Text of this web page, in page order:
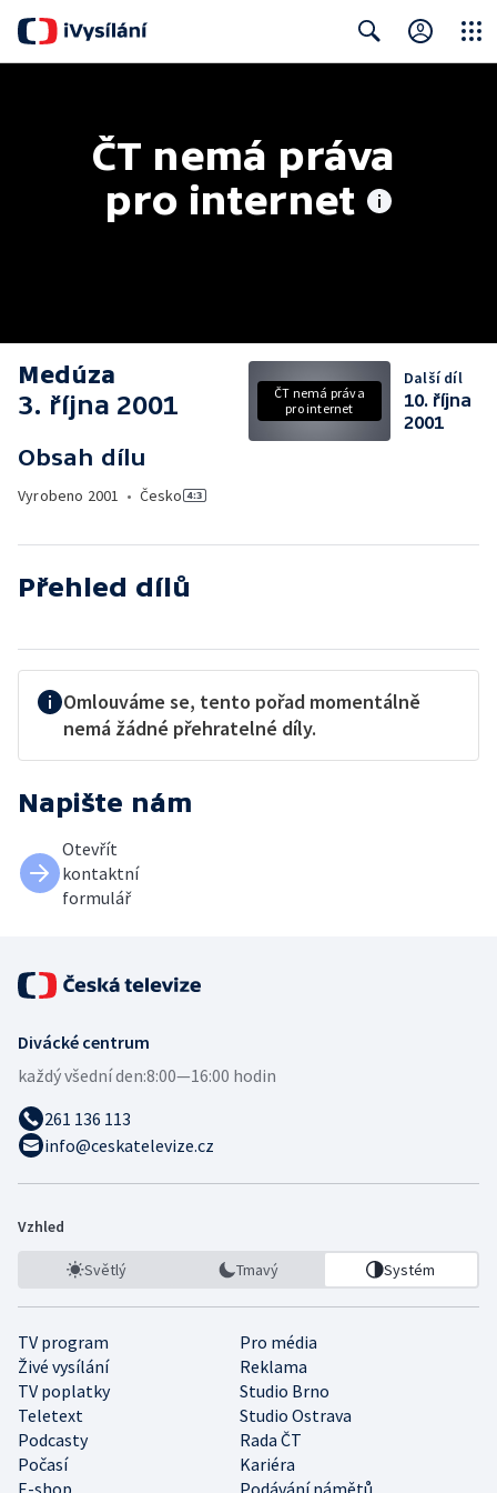
ČT nemá práva
pro internet
Medúza
3. října 2001
Obsah dílu
Vyrobeno 2001 • Česko
ČT nemá práva
pro internet
Další díl
10. října
2001
Přehled dílů
Omlouváme se, tento pořad momentálně
nemá žádné přehratelné díly.
Napište nám
Otevřít
kontaktní
formulář
Divácké centrum
každý všední den:8:00—16:00 hodin
261 136 113
info@ceskatelevize.cz
Vzhled
Světlý Tmavý Systém
TV program
Pro média
Živé vysílání
Reklama
TV poplatky
Studio Brno
Teletext
Studio Ostrava
Podcasty
Rada ČT
Počasí
Kariéra
E-shop
Podávání námětů